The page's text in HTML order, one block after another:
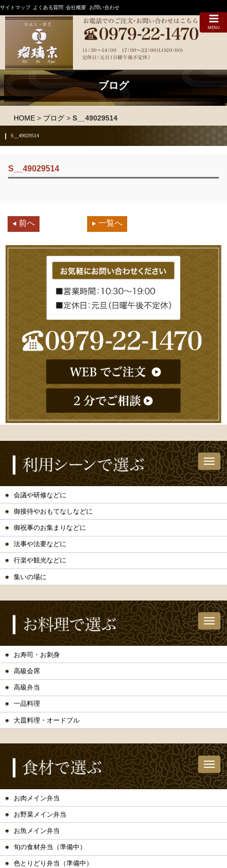
MENU
サイトマップ よくある質問 会社概要 お問い合わせ
ブログ
HOME > ブログ >S__49029514
S__49029514
S__49029514
前へ 一覧へ
会議や研修などに
御接待やおもてなしなどに
御祝事のお集まりなどに
法事や法要などに
行楽や観光などに
集いの場に
お寿司・お刺身
高級会席
高級弁当
一品料理
大皿料理・オードブル
お肉メイン弁当
お野菜メイン弁当
お魚メイン弁当
旬の食材弁当（準備中）
色とりどり弁当（準備中）